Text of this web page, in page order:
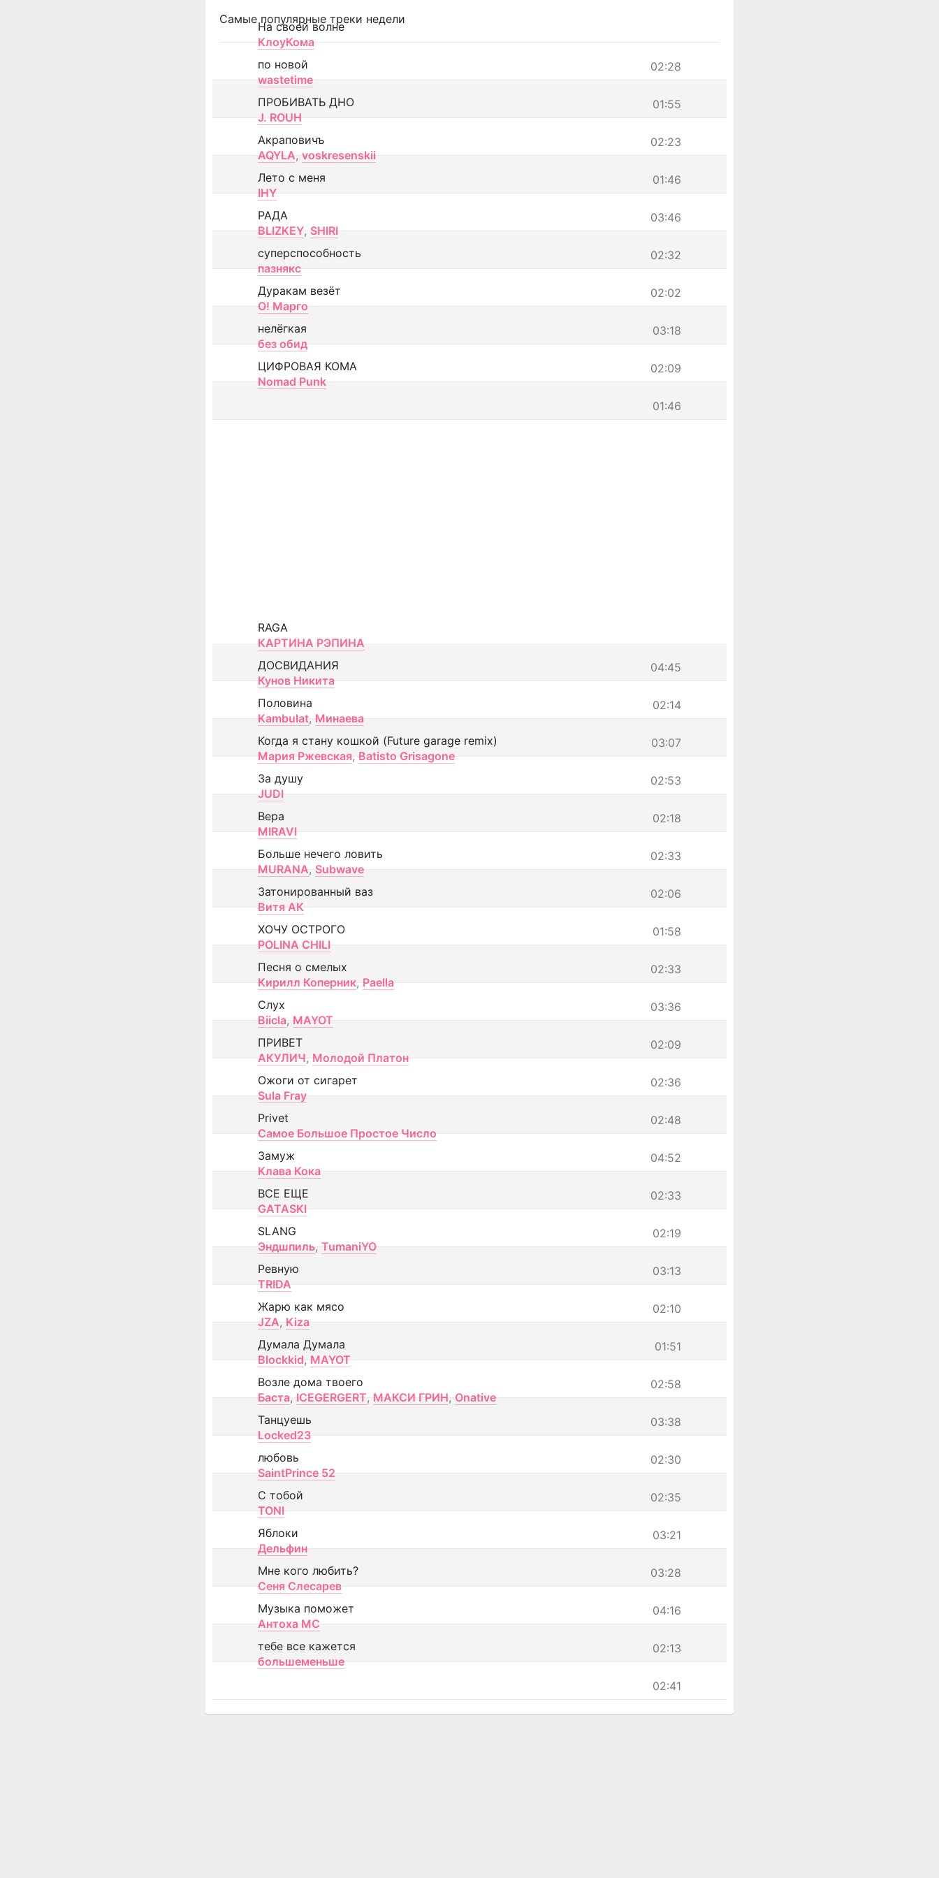
Самые популярные треки недели
На своей волне
КлоуКома
02:28
по новой
wastetime
01:55
ПРОБИВАТЬ ДНО
J. ROUH
02:23
Акраповичъ
AQYLA, voskresenskii
01:46
Лето с меня
IHY
03:46
РАДА
BLIZKEY, SHIRI
02:32
суперспособность
пазнякс
02:02
Дуракам везёт
О! Марго
03:18
нелёгкая
без обид
02:09
ЦИФРОВАЯ КОМА
Nomad Punk
01:46
RAGA
КАРТИНА РЭПИНА
04:45
ДОСВИДАНИЯ
Кунов Никита
02:14
Половина
Kambulat, Минаева
03:07
Когда я стану кошкой (Future garage remix)
Мария Ржевская, Batisto Grisagone
02:53
За душу
JUDI
02:18
Вера
MIRAVI
02:33
Больше нечего ловить
MURANA, Subwave
02:06
Затонированный ваз
Витя АК
01:58
ХОЧУ ОСТРОГО
POLINA CHILI
02:33
Песня о смелых
Кирилл Коперник, Paella
03:36
Слух
Biicla, MAYOT
02:09
ПРИВЕТ
АКУЛИЧ, Молодой Платон
02:36
Ожоги от сигарет
Sula Fray
02:48
Privet
Самое Большое Простое Число
04:52
Замуж
Клава Кока
02:33
ВСЕ ЕЩЕ
GATASKI
02:19
SLANG
Эндшпиль, TumaniYO
03:13
Ревную
TRIDA
02:10
Жарю как мясо
JZA, Kiza
01:51
Думала Думала
Blockkid, MAYOT
02:58
Возле дома твоего
Баста, ICEGERGERT, МАКСИ ГРИН, Onative
03:38
Танцуешь
Locked23
02:30
любовь
SaintPrince 52
02:35
С тобой
TONI
03:21
Яблоки
Дельфин
03:28
Мне кого любить?
Сеня Слесарев
04:16
Музыка поможет
Антоха МС
02:13
тебе все кажется
большеменьше
02:41